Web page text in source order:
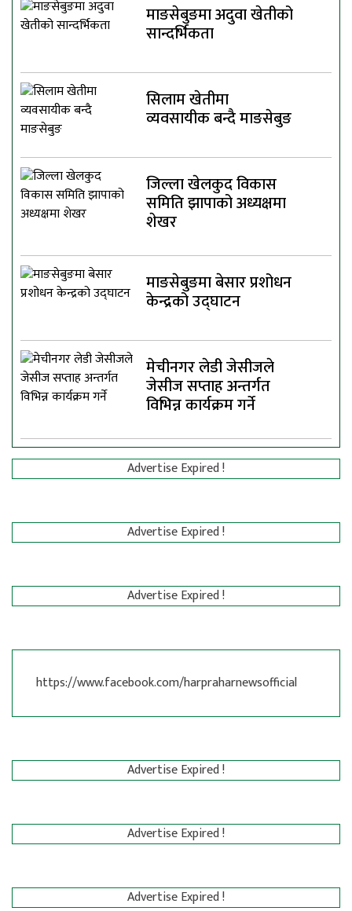
माङसेबुङमा अदुवा खेतीको
सान्दर्भिकता
सिलाम खेतीमा
व्यवसायीक बन्दै माङसेबुङ
जिल्ला खेलकुद विकास
समिति झापाको अध्यक्षमा
शेखर
माङसेबुङमा बेसार प्रशोधन
केन्द्रको उद्घाटन
मेचीनगर लेडी जेसीजले
जेसीज सप्ताह अन्तर्गत
विभिन्न कार्यक्रम गर्ने
Advertise Expired !
Advertise Expired !
Advertise Expired !
https://www.facebook.com/harpraharnewsofficial
Advertise Expired !
Advertise Expired !
Advertise Expired !